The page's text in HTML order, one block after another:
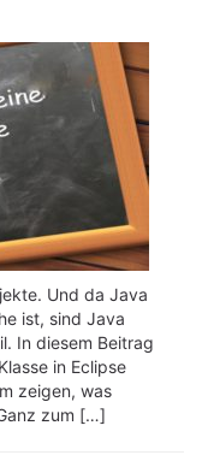
Und da Java
ist, sind Java
In diesem Beitrag
in Eclipse
zeigen, was
zum […]